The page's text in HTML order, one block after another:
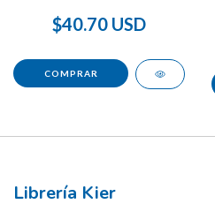
$40.70 USD
Librería Kier